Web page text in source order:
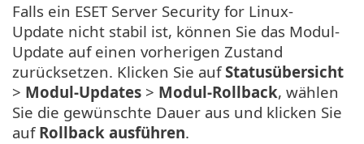
Falls ein ESET Server Security for Linux-
Update nicht stabil ist, können Sie das Modul-
Update auf einen vorherigen Zustand
zurücksetzen. Klicken Sie aufStatusübersicht
> Modul-Updates > Modul-Rollback, wählen
Sie die gewünschte Dauer aus und klicken Sie
auf Rollback ausführen.